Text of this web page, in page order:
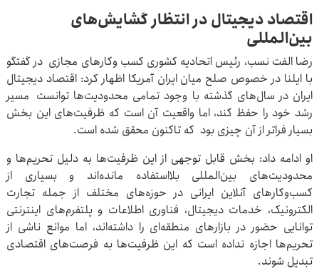
اقتصاد دیجیتال در انتظار گشایش‌های
بین‌المللی
رضا الفت نسب، رئیس اتحادیه کشوری کسب وکارهای مجازی در گفتگو
با ایلنا در خصوص صلح میان ایران آمریکا اظهار کرد: اقتصاد دیجیتال
ایران در سال‌های گذشته با وجود تمامی محدودیت‌ها توانست مسیر
رشد خود را حفظ کند، اما واقعیت آن است که ظرفیت‌های این بخش
بسیار فراتر از آن چیزی بود که تاکنون محقق شده است.
او ادامه داد: بخش قابل توجهی از این ظرفیت‌ها به دلیل تحریم‌ها و
محدودیت‌های بین‌المللی بلااستفاده مانده‌اند و بسیاری از
کسب‌وکارهای آنلاین ایرانی در حوزه‌های مختلف از جمله تجارت
الکترونیک، خدمات دیجیتال، فناوری اطلاعات و پلتفرم‌های اینترنتی
توانایی حضور در بازارهای منطقه‌ای را داشته‌اند، اما موانع ناشی از
تحریم‌ها اجازه نداده است که این ظرفیت‌ها به فرصت‌های اقتصادی
تبدیل شوند.